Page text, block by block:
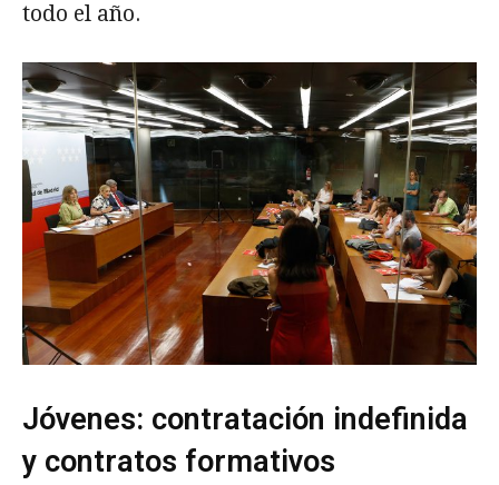
todo el año.
Jóvenes: contratación indefinida
y contratos formativos